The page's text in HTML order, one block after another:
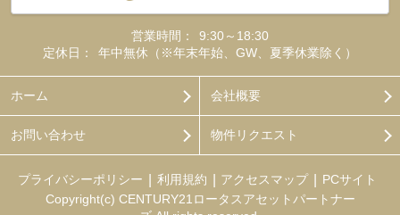
営業時間：
9:30～18:30
定休日：
年中無休（※年末年始、GW、夏季休業除く）
ホーム 会社概要
お問い合わせ 物件リクエスト
プライバシーポリシー 利用規約 アクセスマップ
PCサイト
Copyright(c) CENTURY21ロータスアセットパートナー